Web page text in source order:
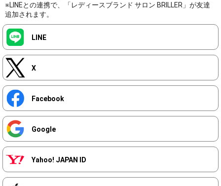
※LINEとの連携で、「レディースブランド サロン BRILLER」が友達
追加されます。
LINE
X
Facebook
Google
Yahoo! JAPAN ID